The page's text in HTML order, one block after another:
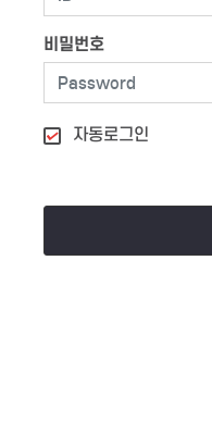
비밀번호
자동로그인